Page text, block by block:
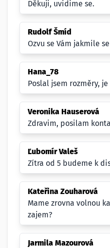
Děkuji, uvidime se.
Rudolf Šmíd
Ozvu se Vám jakmile
Hana_78
Poslal jsem rozměry,
Veronika Hauserová
Zdravim, posilam
Ľubomír Valeš
Zítra od 5 budeme k
Kateřina Zouharová
Mame zrovna volnou
zajem?
Jarmila Mazourová